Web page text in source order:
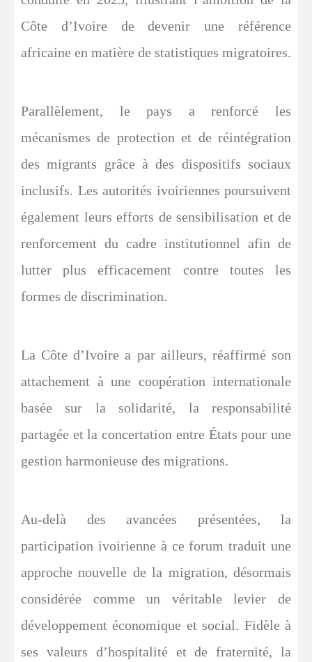
Côte d’Ivoire de devenir une référence
africaine en matière de statistiques migratoires.
Parallèlement, le pays a renforcé les
mécanismes de protection et de réintégration
des migrants grâce à des dispositifs sociaux
inclusifs. Les autorités ivoiriennes poursuivent
également leurs efforts de sensibilisation et de
renforcement du cadre institutionnel afin de
lutter plus efficacement contre toutes les
formes de discrimination.
La Côte d’Ivoire a par ailleurs, réaffirmé son
attachement à une coopération internationale
basée sur la solidarité, la responsabilité
partagée et la concertation entre États pour une
gestion harmonieuse des migrations.
Au-delà des avancées présentées, la
participation ivoirienne à ce forum traduit une
approche nouvelle de la migration, désormais
considérée comme un véritable levier de
développement économique et social. Fidèle à
ses valeurs d’hospitalité et de fraternité, la